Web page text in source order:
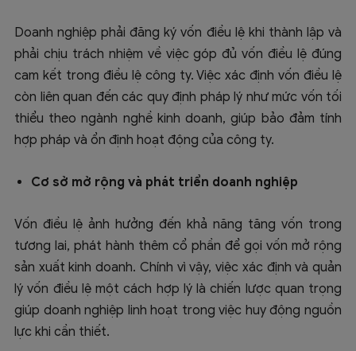
Doanh nghiệp phải đăng ký vốn điều lệ khi thành lập và
phải chịu trách nhiệm về việc góp đủ vốn điều lệ đúng
cam kết trong điều lệ công ty. Việc xác định vốn điều lệ
còn liên quan đến các quy định pháp lý như mức vốn tối
thiểu theo ngành nghề kinh doanh, giúp bảo đảm tính
hợp pháp và ổn định hoạt động của công ty.
Cơ sở mở rộng và phát triển doanh nghiệp
Vốn điều lệ ảnh hưởng đến khả năng tăng vốn trong
tương lai, phát hành thêm cổ phần để gọi vốn mở rộng
sản xuất kinh doanh. Chính vì vậy, việc xác định và quản
lý vốn điều lệ một cách hợp lý là chiến lược quan trọng
giúp doanh nghiệp linh hoạt trong việc huy động nguồn
lực khi cần thiết.